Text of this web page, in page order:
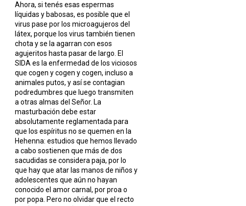
Ahora, si tenés esas espermas
líquidas y babosas, es posible que el
virus pase por los microagujeros del
látex, porque los virus también tienen
chota y se la agarran con esos
agujeritos hasta pasar de largo. El
SIDA es la enfermedad de los viciosos
que cogen y cogen y cogen, incluso a
animales putos, y así se contagian
podredumbres que luego transmiten
a otras almas del Señor. La
masturbación debe estar
absolutamente reglamentada para
que los espíritus no se quemen en la
Hehenna: estudios que hemos llevado
a cabo sostienen que más de dos
sacudidas se considera paja, por lo
que hay que atar las manos de niños y
adolescentes que aún no hayan
conocido el amor carnal, por proa o
por popa. Pero no olvidar que el recto